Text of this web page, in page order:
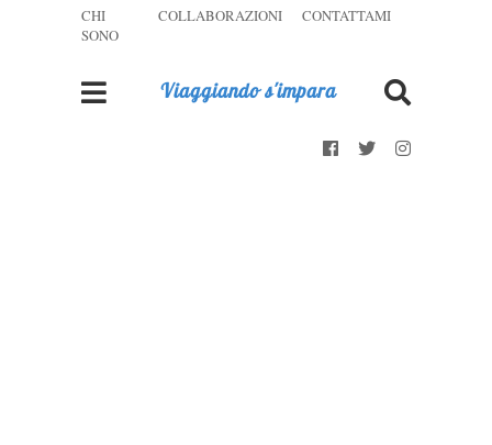
CHI
SONO
COLLABORAZIONI CONTATTAMI
Viaggiando s'impara